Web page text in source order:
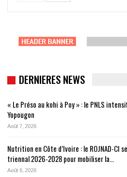
DERNIERES NEWS
« Le Préso au kohi à Poy » : le PNLS
Yopougon
Août 7, 2026
Nutrition en Côte d’Ivoire : le ROJNAD-CI
triennal 2026-2028 pour mobiliser la…
Août 6, 2026